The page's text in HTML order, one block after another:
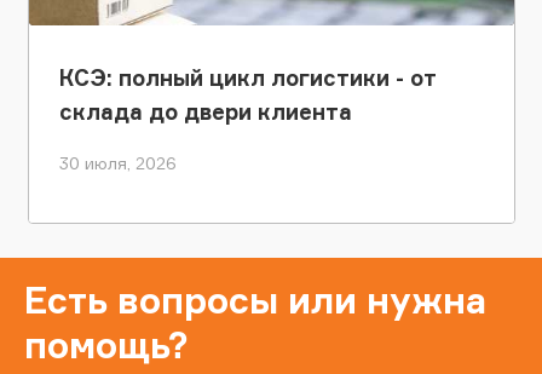
КСЭ: полный цикл логистики - от
склада до двери клиента
30 июля, 2026
Есть вопросы или нужна
помощь?